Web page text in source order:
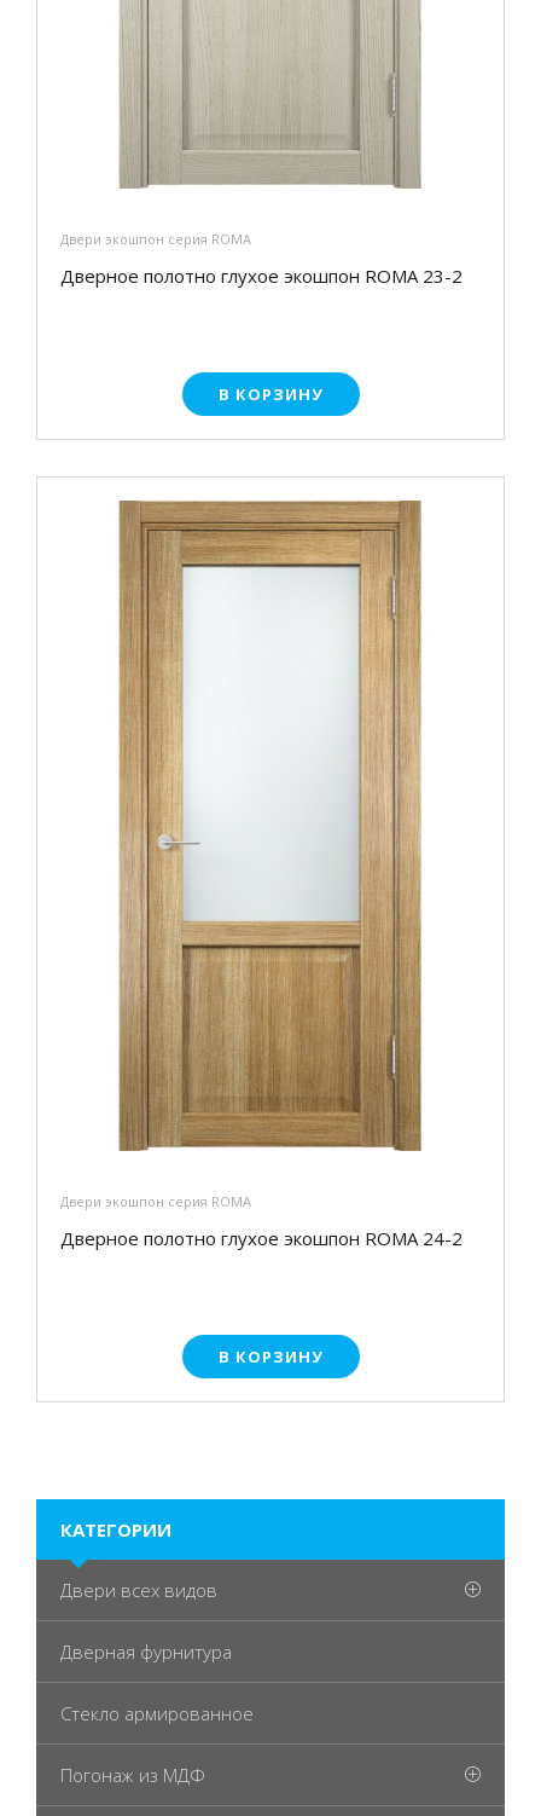
Двери экошпон серия ROMA
Дверное полотно глухое экошпон ROMA 23-2
В КОРЗИНУ
Двери экошпон серия ROMA
Дверное полотно глухое экошпон ROMA 24-2
В КОРЗИНУ
КАТЕГОРИИ
Двери всех видов
Дверная фурнитура
Стекло армированное
Погонаж из МДФ